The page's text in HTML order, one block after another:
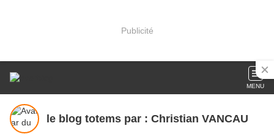
Publicité
MENU
le blog totems par : Christian VANCAU